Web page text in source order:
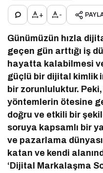
+ -
Günümüzün hızla
geçen gün arttığı iş
hayatta kalabilmesi
güçlü bir dijital kimlik
bir zorunluluktur.
yöntemlerin ötesine
doğru ve etkili bir
soruya kapsamlı bir
ve pazarlama
katan ve kendi
‘Dijital Markalaşma